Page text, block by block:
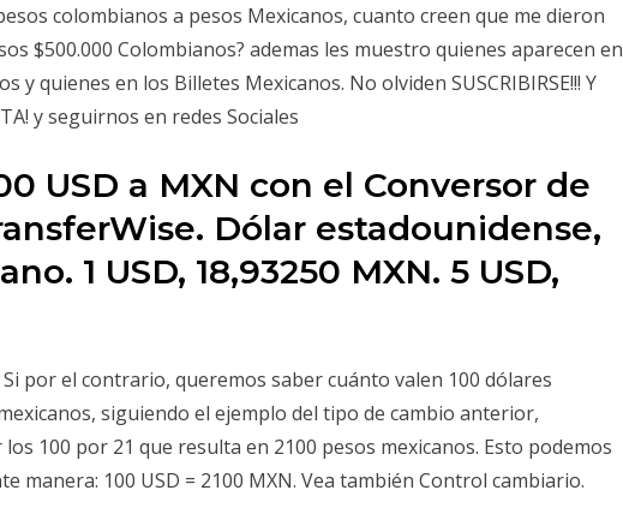
colombianos a pesos Mexicanos, cuanto creen que me dieron
$500.000 Colombianos? ademas les muestro quienes aparecen en
y quienes en los Billetes Mexicanos. No olviden SUSCRIBIRSE!!! Y
y seguirnos en redes Sociales
USD a MXN con el Conversor de
Dólar estadounidense,
1 USD, 18,93250 MXN. 5 USD,
Si por el contrario, queremos saber cuánto valen 100 dólares
siguiendo el ejemplo del tipo de cambio anterior,
100 por 21 que resulta en 2100 pesos mexicanos. Esto podemos
manera: 100 USD = 2100 MXN. Vea también Control cambiario.